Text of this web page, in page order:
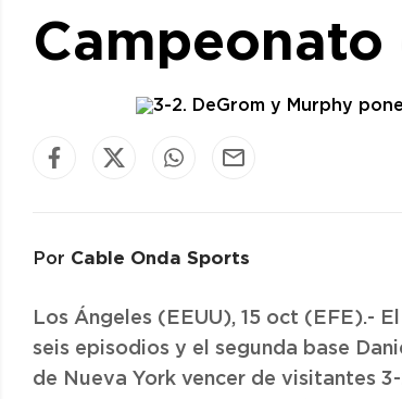
Por Cable Onda Sports
Los Ángeles (EEUU), 15 oct (EFE).-
seis episodios y el segunda base
de Nueva York vencer de visitantes